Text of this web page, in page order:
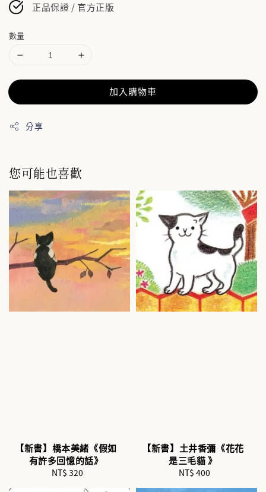
正品保證 / 官方正版
數量
加入購物車
分享
您可能也喜歡
【新書】橋本美緒《假如
有許多回憶的話》
Regular
NT$ 320
【新書】土井香彌《花花
是三毛貓 》
Regular
price
NT$ 400